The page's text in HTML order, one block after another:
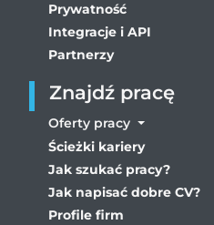
Prywatność
Integracje i API
Partnerzy
Znajdź pracę
Oferty pracy
Ścieżki kariery
Jak szukać pracy?
Jak napisać dobre CV?
Profile firm